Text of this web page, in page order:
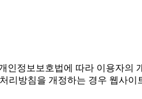
인정보보호법에 따라 이용자
리방침을 개정하는 경우 웹사